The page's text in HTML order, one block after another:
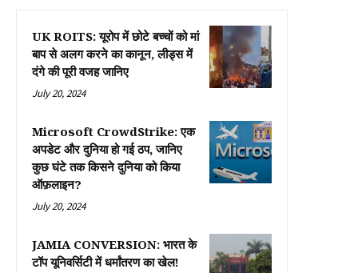
UK ROITS: यूरोप में छोटे बच्चों को मां
बाप से अलग करने का कानून, लीड्स में
दंगे की पूरी वजह जानिए
July 20, 2024
Microsoft CrowdStrike: एक
अपडेट और दुनिया हो गई ठप, जानिए
कुछ घंटे तक किसने दुनिया को किया
ऑफ़लाइन?
July 20, 2024
JAMIA CONVERSION: भारत के
टॉप यूनिवर्सिटी में धर्मांतरण का खेल!